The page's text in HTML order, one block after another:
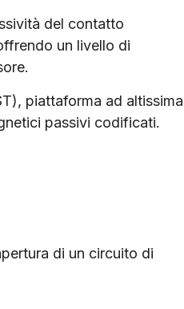
del contatto
un livello di
piattaforma ad altissima
passivi codificati.
di un circuito di